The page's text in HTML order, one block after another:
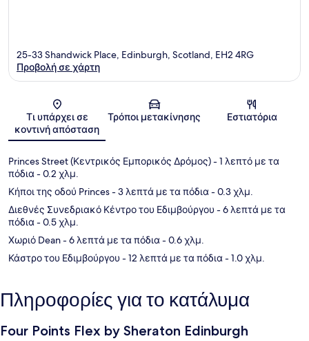
Χάρτης
25-33 Shandwick Place, Edinburgh, Scotland, EH2 4RG
Προβολή σε χάρτη
Τι υπάρχει σε
κοντινή απόσταση
Τρόποι μετακίνησης Εστιατόρια
Princes Street (Κεντρικός Εμπορικός Δρόμος)- 1 λεπτό με τα
πόδια- 0.2 χλμ.
Κήποι της οδού Princes- 3 λεπτά με τα πόδια- 0.3 χλμ.
Διεθνές Συνεδριακό Κέντρο του Εδιμβούργου - 6 λεπτά με τα
πόδια- 0.5 χλμ.
Χωριό Dean- 6 λεπτά με τα πόδια- 0.6 χλμ.
Κάστρο του Εδιμβούργου - 12 λεπτά με τα πόδια- 1.0 χλμ.
Πληροφορίες για το κατάλυμα
Four Points Flex by Sheraton Edinburgh